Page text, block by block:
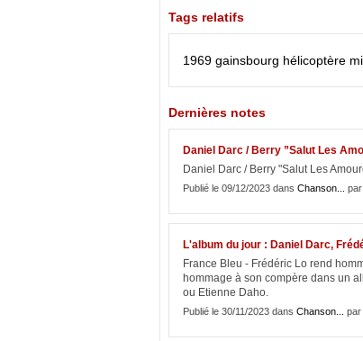
Tags relatifs
1969 gainsbourg hélicoptère
Dernières notes
Daniel Darc / Berry ”Salut Les
Daniel Darc / Berry "Salut Les
Publié le 09/12/2023 dans Chanson...
L'album du jour : Daniel Darc,
France Bleu - Frédéric Lo rend
hommage à son compère dans un
ou Etienne Daho.
Publié le 30/11/2023 dans Chanson... par